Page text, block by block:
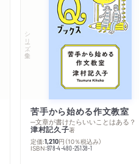
シリーズ・全集
苦手から始める作文教室
─文章が書けたらいいことはある？
津村記久子著
定価:1,210円 （10％税込み）
ISBN:978-4-480-25138-1